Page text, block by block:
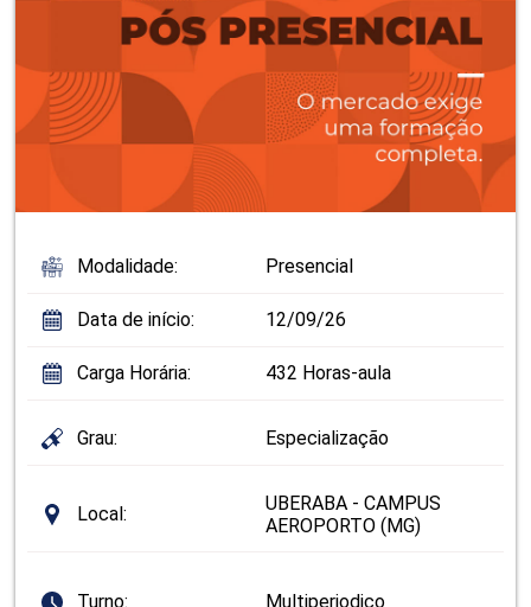
Modalidade: Presencial
Data de início: 12/09/26
Carga Horária: 432 Horas-aula
Grau: Especialização
Local:
UBERABA - CAMPUS
AEROPORTO (MG)
Turno: Multiperiodico